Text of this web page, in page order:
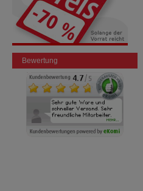
Bewertung